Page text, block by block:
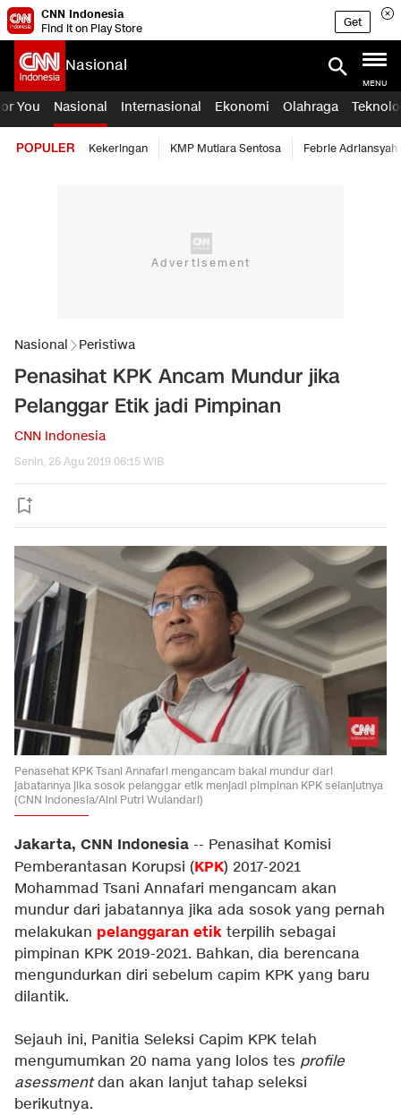
CNN Indonesia
Find it on Play Store
Get
Nasional
MENU
You Nasional Internasional Ekonomi Olahraga
POPULER Kekeringan KMP Mutiara Sentosa Febrie Adriansyah
Nasional Peristiwa
Penasihat KPK Ancam Mundur jika
Pelanggar Etik jadi Pimpinan
CNN Indonesia
Senin, 26 Agu 2019 06:15 WIB
Penasehat KPK Tsani Annafari mengancam bakal mundur dari
jabatannya jika sosok pelanggar etik menjadi pimpinan KPK selanjutnya
(CNN Indonesia/Aini Putri Wulandari)
Jakarta, CNN Indonesia -- Penasihat Komisi
Pemberantasan Korupsi (KPK) 2017-2021
Mohammad Tsani Annafari mengancam akan
mundur dari jabatannya jika ada sosok yang pernah
melakukan pelanggaran etik terpilih sebagai
pimpinan KPK 2019-2021. Bahkan, dia berencana
mengundurkan diri sebelum capim KPK yang baru
dilantik.
Sejauh ini, Panitia Seleksi Capim KPK telah
mengumumkan 20 nama yang lolos tes profile
asessmentdan akan lanjut tahap seleksi
berikutnya.